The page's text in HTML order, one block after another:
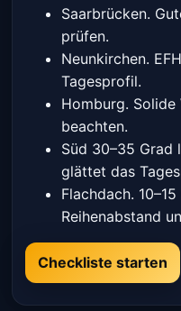
Saarbrücken.
prüfen.
Neunkirchen.
Tagesprofil.
Homburg.
beachten.
Süd 30–35 Grad
glättet das
Flachdach.
Reihenabstand
Checkliste starten